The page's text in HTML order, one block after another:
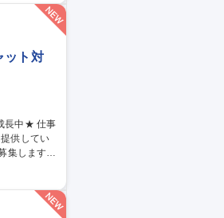
間勤務相談可
ット対
供してい
集します！
じサービ
組織でCS